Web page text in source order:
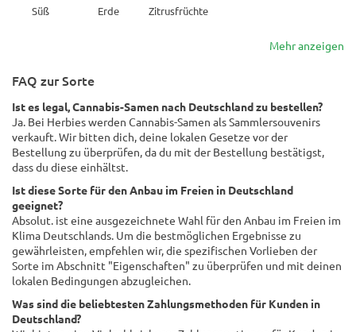
Süß Erde Zitrusfrüchte
Mehr anzeigen
FAQ zur Sorte
Ist es legal, Cannabis-Samen nach Deutschland zu bestellen?
Ja. Bei Herbies werden Cannabis-Samen als Sammlersouvenirs
verkauft. Wir bitten dich, deine lokalen Gesetze vor der
Bestellung zu überprüfen, da du mit der Bestellung bestätigst,
dass du diese einhältst.
Ist diese Sorte für den Anbau im Freien in Deutschland
geeignet?
Absolut. ist eine ausgezeichnete Wahl für den Anbau im Freien im
Klima Deutschlands. Um die bestmöglichen Ergebnisse zu
gewährleisten, empfehlen wir, die spezifischen Vorlieben der
Sorte im Abschnitt "Eigenschaften" zu überprüfen und mit deinen
lokalen Bedingungen abzugleichen.
Was sind die beliebtesten Zahlungsmethoden für Kunden in
Deutschland?